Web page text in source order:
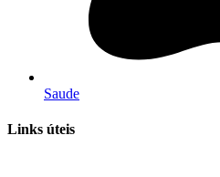
Saude
Links úteis